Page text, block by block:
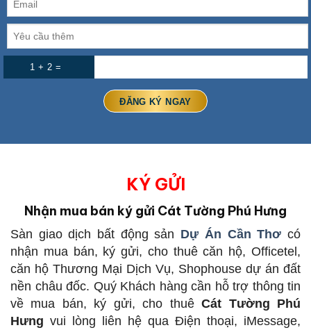
1 + 2 =
KÝ GỬI
Nhận mua bán ký gửi Cát Tường Phú Hưng
Sàn giao dịch bất động sản Dự Án Cần Thơ có
nhận mua bán, ký gửi, cho thuê căn hộ, Officetel,
căn hộ Thương Mại Dịch Vụ, Shophouse dự án đất
nền châu đốc. Quý Khách hàng cần hỗ trợ thông tin
về mua bán, ký gửi, cho thuêCát Tường Phú
Hưng vui lòng liên hệ qua Điện thoại, iMessage,